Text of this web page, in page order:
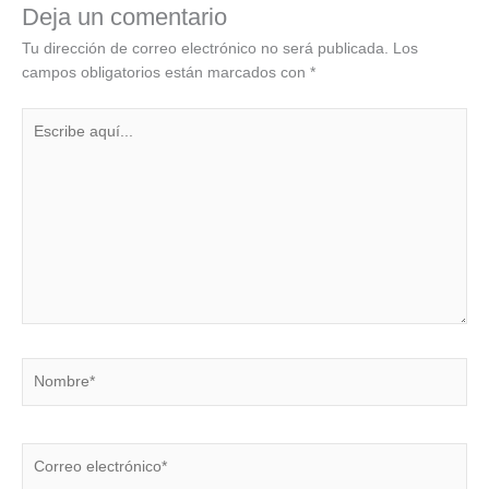
Deja un comentario
Tu dirección de correo electrónico no será publicada. Los
campos obligatorios están marcados con *
aquí...